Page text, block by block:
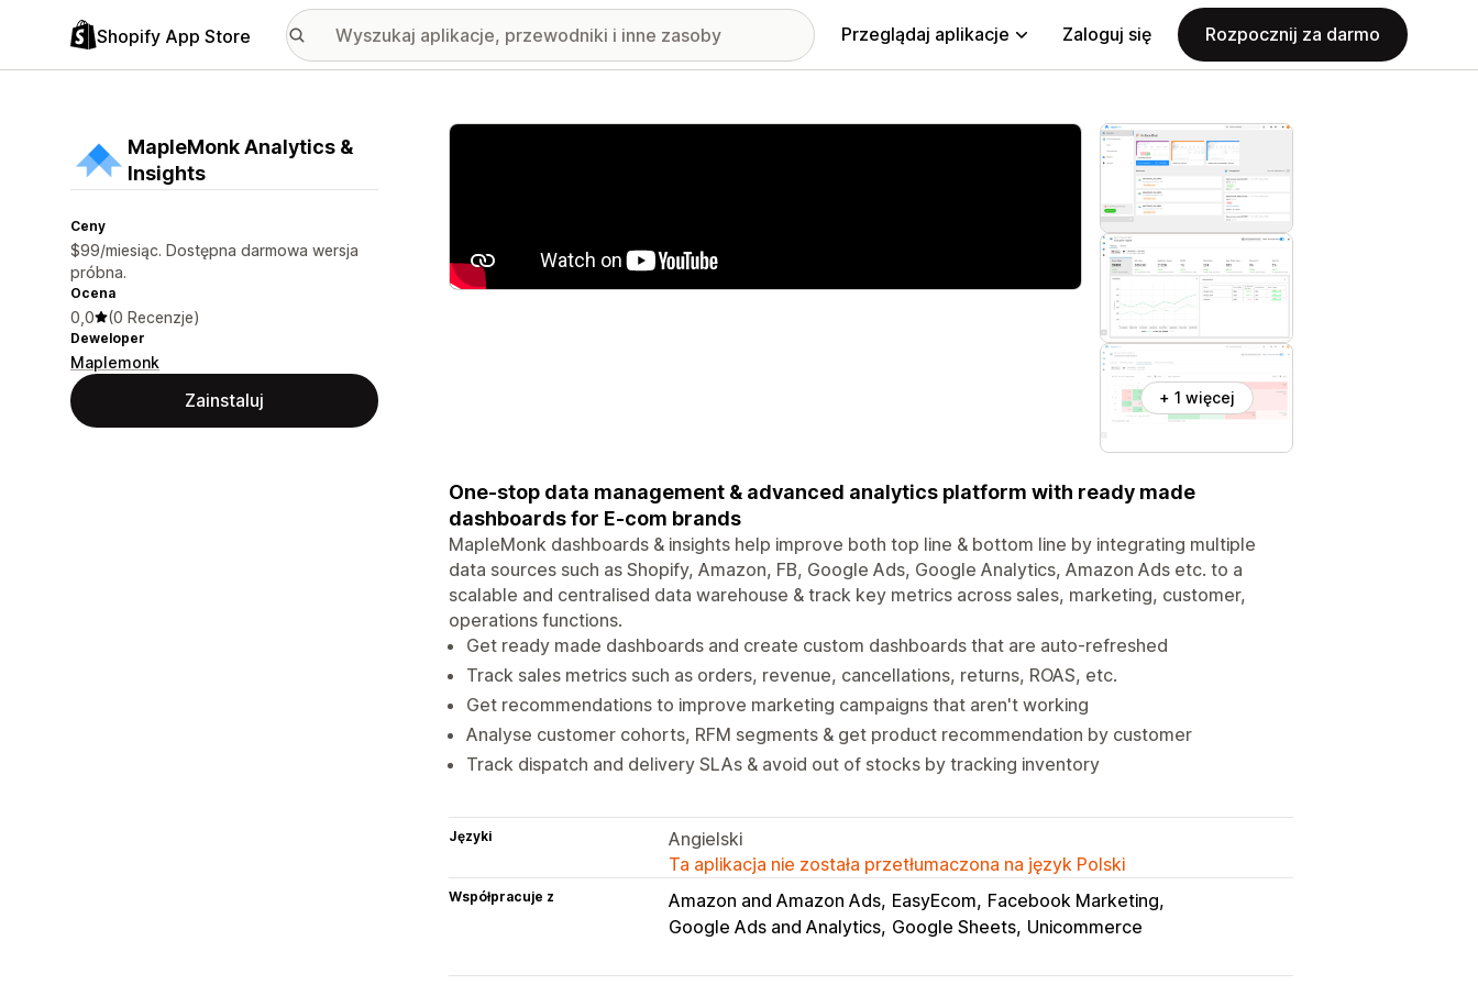
Shopify App Store Przeglądaj aplikacje Zaloguj się Rozpocznij za darmo
MapleMonk Analytics &
Insights
Ceny
$99/miesiąc. Dostępna darmowa wersja
próbna.
Ocena
0,0 (0 Recenzje)
Deweloper
Maplemonk
Zainstaluj
Wyróżnione obrazy w galerii
+ 1 więcej
One-stop data management & advanced analytics platform with ready made
dashboards for E-com brands
MapleMonk dashboards & insights help improve both top line & bottom line by integrating multiple
data sources such as Shopify, Amazon, FB, Google Ads, Google Analytics, Amazon Ads etc. to a
scalable and centralised data warehouse & track key metrics across sales, marketing, customer,
operations functions.
Get ready made dashboards and create custom dashboards that are auto-refreshed
Track sales metrics such as orders, revenue, cancellations, returns, ROAS, etc.
Get recommendations to improve marketing campaigns that aren't working
Analyse customer cohorts, RFM segments & get product recommendation by customer
Track dispatch and delivery SLAs & avoid out of stocks by tracking inventory
Języki
Angielski
Ta aplikacja nie została przetłumaczona na język Polski
Współpracuje z Amazon and Amazon Ads EasyEcom Facebook Marketing
Google Ads and Analytics Google Sheets Unicommerce